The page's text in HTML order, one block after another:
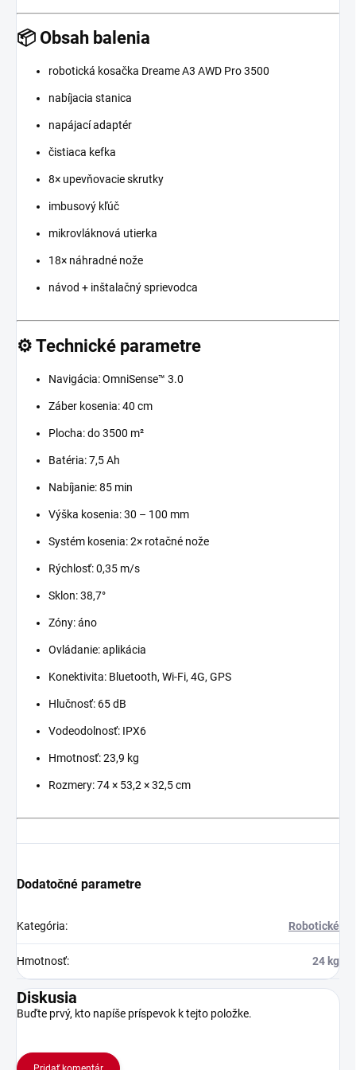
📦 Obsah balenia
robotická kosačka Dreame A3 AWD Pro 3500
nabíjacia stanica
napájací adaptér
čistiaca kefka
8× upevňovacie skrutky
imbusový kľúč
mikrovláknová utierka
18× náhradné nože
návod + inštalačný sprievodca
⚙️ Technické parametre
Navigácia: OmniSense™ 3.0
Záber kosenia: 40 cm
Plocha: do 3500 m²
Batéria: 7,5 Ah
Nabíjanie: 85 min
Výška kosenia: 30 – 100 mm
Systém kosenia: 2× rotačné nože
Rýchlosť: 0,35 m/s
Sklon: 38,7°
Zóny: áno
Ovládanie: aplikácia
Konektivita: Bluetooth, Wi-Fi, 4G, GPS
Hlučnosť: 65 dB
Vodeodolnosť: IPX6
Hmotnosť: 23,9 kg
Rozmery: 74 × 53,2 × 32,5 cm
Dodatočné parametre
Kategória: Robotické
Hmotnosť: 24 kg
Diskusia
Buďte prvý, kto napíše príspevok k tejto položke.